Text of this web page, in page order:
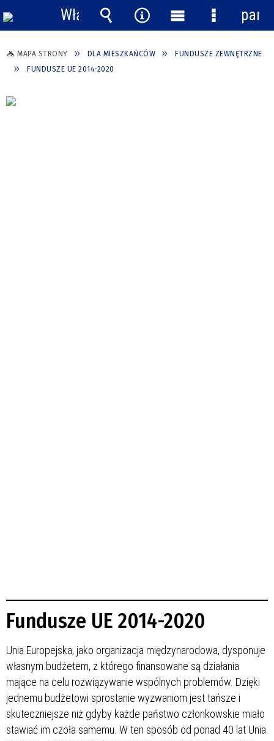
MAPA STRONY DLA MIESZKAŃCÓW
FUNDUSZE ZEWNĘTRZNE
FUNDUSZE UE 2014-2020
Fundusze UE 2014-2020
Unia Europejska, jako organizacja międzynarodowa, dysponuje
własnym budżetem, z którego finansowane są działania
mające na celu rozwiązywanie wspólnych problemów. Dzięki
jednemu budżetowi sprostanie wyzwaniom jest tańsze i
skuteczniejsze niż gdyby każde państwo członkowskie miało
stawiać im czoła samemu. W ten sposób od ponad 40 lat Unia
Włącz
powiadomienia
Wyszukiwarka
Narzędzia
Menu
główne
Menu
panel